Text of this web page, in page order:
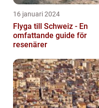
16 januari 2024
Flyga till Schweiz - En
omfattande guide för
resenärer